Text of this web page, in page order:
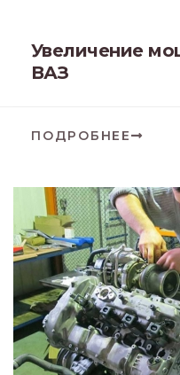
Увеличение
ВАЗ
ПОДРОБНЕЕ